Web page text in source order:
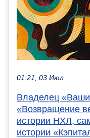
01:21, 03 Июл
Владелец
«Возвращение
истории НХЛ,
истории